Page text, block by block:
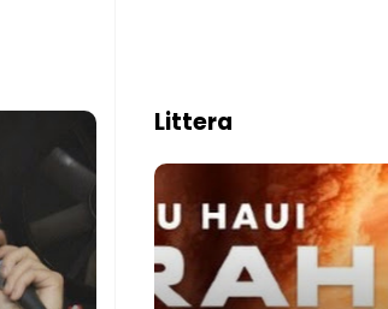
Littera